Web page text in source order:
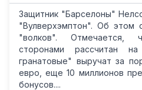
Защитник "Барселоны"
"Вулверхэмптон". Об этом
"волков". Отмечается,
сторонами рассчитан
гранатовые" выручат за
евро, еще 10 миллионов
бонусов....